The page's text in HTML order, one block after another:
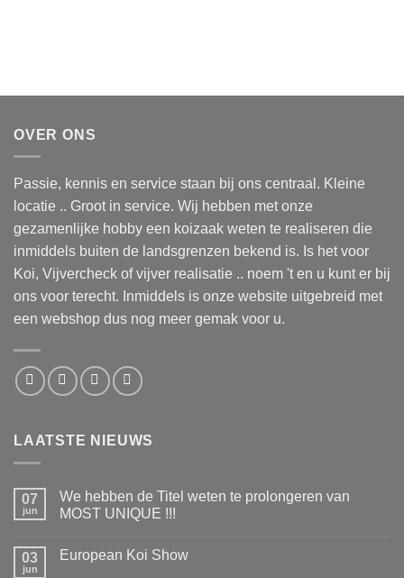
OVER ONS
Passie, kennis en service staan bij ons centraal. Kleine
locatie .. Groot in service. Wij hebben met onze
gezamenlijke hobby een koizaak weten te realiseren die
inmiddels buiten de landsgrenzen bekend is. Is het voor
Koi, Vijvercheck of vijver realisatie .. noem 't en u kunt er bij
ons voor terecht. Inmiddels is onze website uitgebreid met
een webshop dus nog meer gemak voor u.
LAATSTE NIEUWS
07
jun
We hebben de Titel weten te prolongeren van
MOST UNIQUE !!!
op
03
jun
European Koi Show